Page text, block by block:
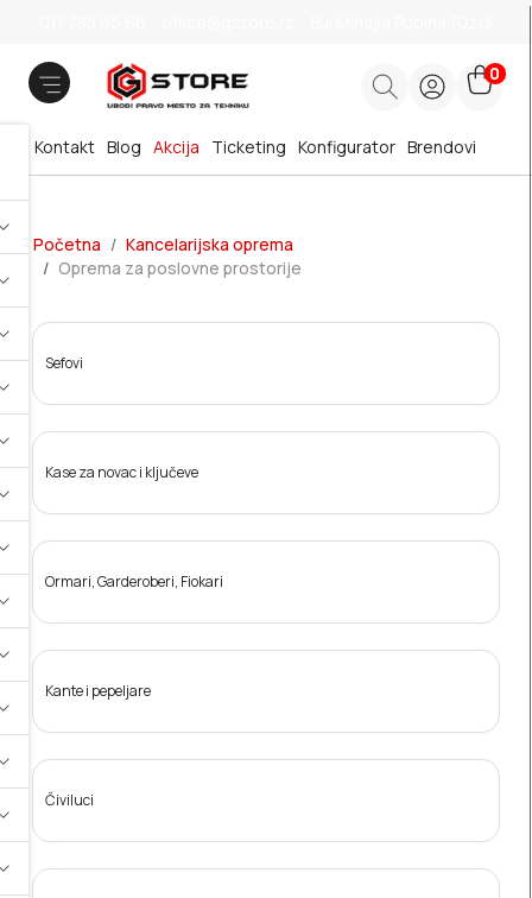
0
Brendovi
Blog Akcija
Kontakt Ticketing Konfigurator
Početna
Kancelarijska oprema
Oprema za poslovne prostorije
Sefovi
Kase za novac i ključeve
Ormari, Garderoberi, Fiokari
Kante i pepeljare
Čiviluci